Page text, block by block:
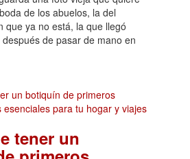
de los abuelos, la del
que ya no está, la que llegó
de pasar de mano en
tener un